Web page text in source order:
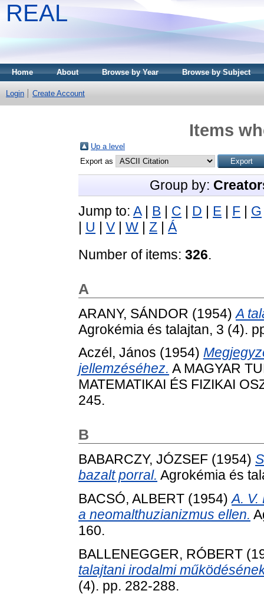
REAL
Home About Browse by Year Browse by Subject
Login Create Account
Items
Up a level
Export as
Group by:
Jump to: A| B | C | D | E | F | G
| U | V | W | Z | Á
Number of items: 326.
A
ARANY, SÁNDOR (1954)A
Agrokémia és talajtan, 3 (4).
Aczél, János (1954)
jellemzéséhez. A MAGYAR
MATEMATIKAI ÉS FIZIKAI
245.
B
BABARCZY, JÓZSEF (1954)
bazalt porral. Agrokémia és
BACSÓ, ALBERT (1954)A. V.
a neomalthuzianizmus ellen.
160.
BALLENEGGER, RÓBERT
talajtani irodalmi
(4). pp. 282-288.